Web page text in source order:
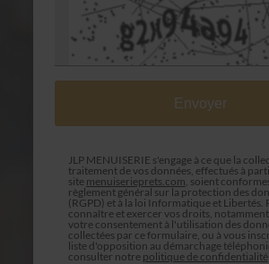
JLP MENUISERIE s'engage à ce que la
traitement de vos données, effectués à
site menuiserieprets.com , soient
règlement général sur la protection des
(RGPD) et à la loi Informatique et Libertés.
connaître et exercer vos droits,
votre consentement à l'utilisation des
collectées par ce formulaire, ou à vous
liste d'opposition au démarchage
consulter notre politique de confidentialité